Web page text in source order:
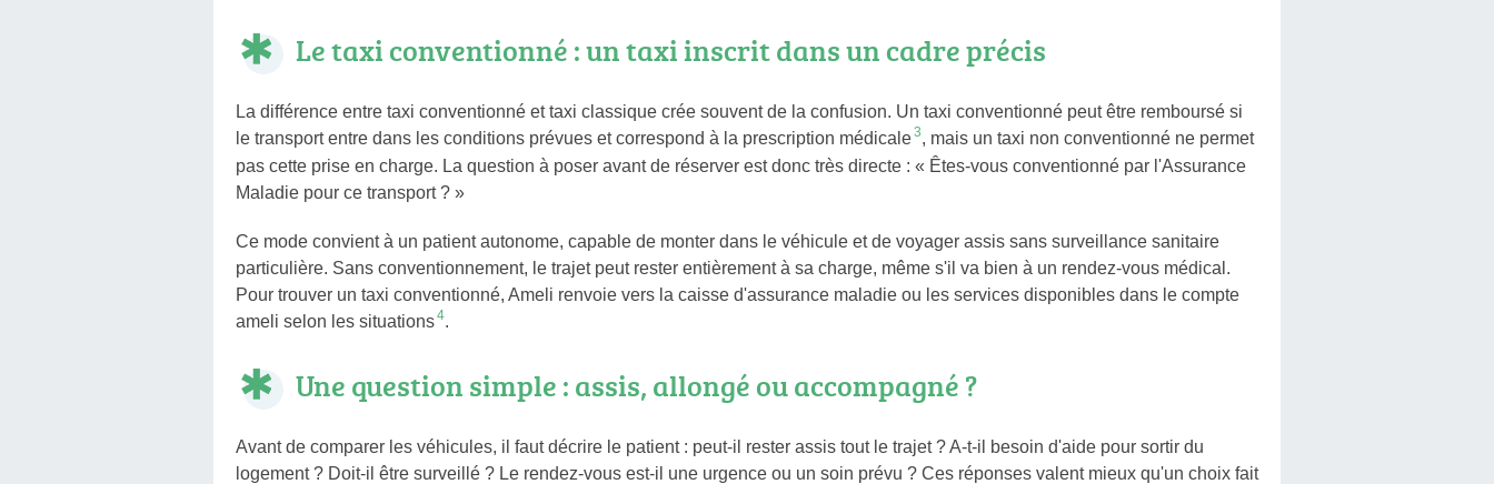
Le taxi conventionné : un taxi inscrit dans un cadre précis
La différence entre taxi conventionné et taxi classique crée souvent de la confusion. Un taxi conventionné peut être remboursé si
le transport entre dans les conditions prévues et correspond à la prescription médicale3, mais un taxi non conventionné ne permet
pas cette prise en charge. La question à poser avant de réserver est donc très directe : « Êtes-vous conventionné par l'Assurance
Maladie pour ce transport ? »
Ce mode convient à un patient autonome, capable de monter dans le véhicule et de voyager assis sans surveillance sanitaire
particulière. Sans conventionnement, le trajet peut rester entièrement à sa charge, même s'il va bien à un rendez-vous médical.
Pour trouver un taxi conventionné, Ameli renvoie vers la caisse d'assurance maladie ou les services disponibles dans le compte
ameli selon les situations4.
Une question simple : assis, allongé ou accompagné ?
Avant de comparer les véhicules, il faut décrire le patient : peut-il rester assis tout le trajet ? A-t-il besoin d'aide pour sortir du
logement ? Doit-il être surveillé ? Le rendez-vous est-il une urgence ou un soin prévu ? Ces réponses valent mieux qu'un choix fait